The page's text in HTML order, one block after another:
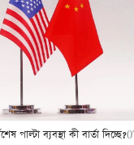
পাল্টা ব্যবস্থা কী বার্তা দিচ্ছে?